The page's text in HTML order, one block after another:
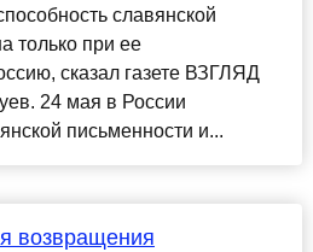
славянской
только при ее
сказал газете ВЗГЛЯД
24 мая в России
письменности и...
возвращения